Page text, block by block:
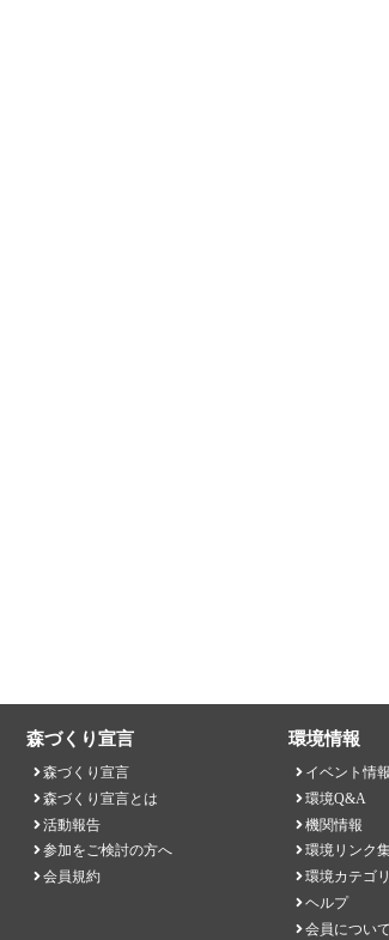
森づくり宣言
森づくり宣言
森づくり宣言とは
活動報告
参加をご検討の方へ
会員規約
環境情報
イベント情報
環境Q&A
機関情報
環境リンク
環境カテゴ
ヘルプ
会員について